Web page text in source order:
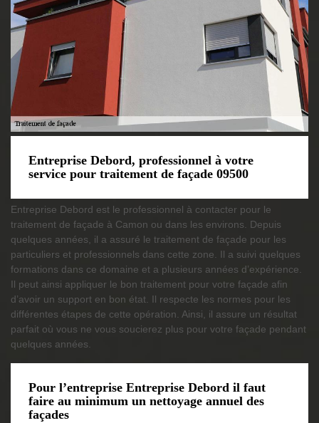
Entreprise Debord, professionnel à votre
service pour traitement de façade 09500
Entreprise Debord est le professionnel à contacter pour le
traitement de façade à Camon ou dans les environs. Depuis
quelques années, il a assuré le traitement de façade pour les
particuliers et professionnels dans cette zone. Il a suivi quelques
formations dans ce domaine et a plusieurs années d’expérience.
Il peut ainsi appliquer le bon traitement pour votre façade afin
d’avoir un support en bon état. Il respecte les normes pour les
différentes étapes de cette opération. Ainsi, il assure un résultat
parfait où vous ne vous soucierez plus pour votre façade pendant
quelques années.
Pour l’entreprise Entreprise Debord il faut
faire au minimum un nettoyage annuel des
façades